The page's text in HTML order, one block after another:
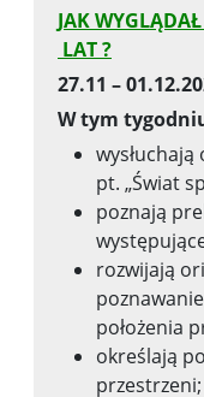
JAK
LAT ?
27.11 –
W tym
wysłuchają
pt. „Świat
poznają
rozwijają
położenia
określają